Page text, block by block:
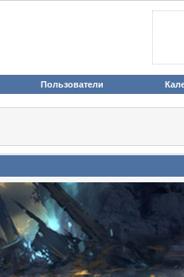
Пользователи